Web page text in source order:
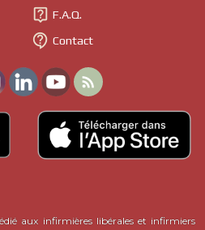
 F.A.Q.
 Contact

aux infirmières libérales et infirmiers